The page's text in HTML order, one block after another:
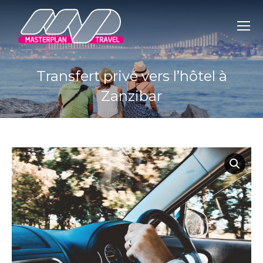
Transfert privé vers l’hôtel à
Zanzibar
You are here: